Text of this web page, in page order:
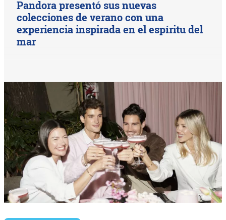
Pandora presentó sus nuevas
colecciones de verano con una
experiencia inspirada en el espíritu del
mar